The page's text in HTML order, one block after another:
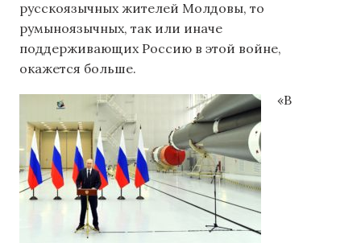
русскоязычных жителей Молдовы, то
румыноязычных, так или иначе
поддерживающих Россию в этой войне,
окажется больше.
«В